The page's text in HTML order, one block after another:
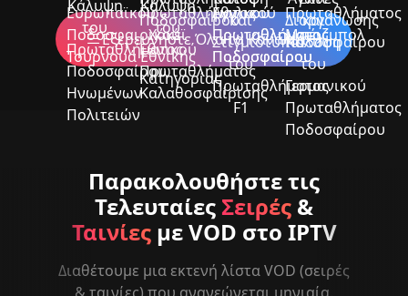
Εξερευνήστε Όλα τα Κανάλια
Παρακολουθήστε τις
Τελευταίες Σειρές &
Ταινίεςμε VOD στο IPTV
Διαθέτουμε μια εκτενή λίστα VOD (σειρές
& ταινίες) που ανανεώνεται μηνιαία.